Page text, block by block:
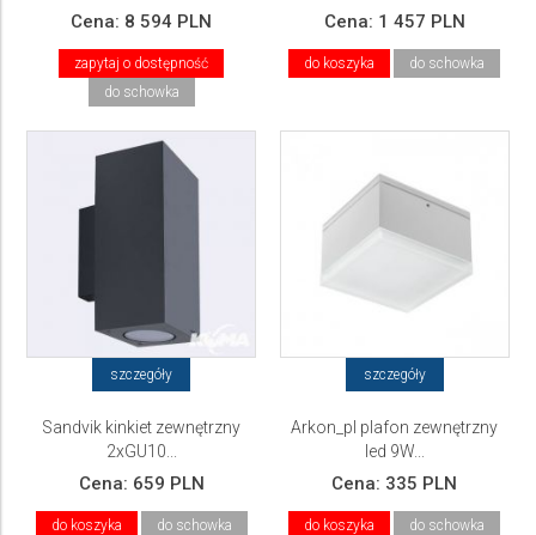
Lighting
Cena: 8 594 PLN
zapytaj o dostępność
do schowka
Lighting
Cena: 1 457 PLN
do koszyka do schowka
szczegóły
Sandvik kinkiet zewnętrzny
2xGU10...
Cena: 659 PLN
do koszyka do schowka
szczegóły
Arkon_pl plafon zewnętrzny
led 9W...
Cena: 335 PLN
do koszyka do schowka